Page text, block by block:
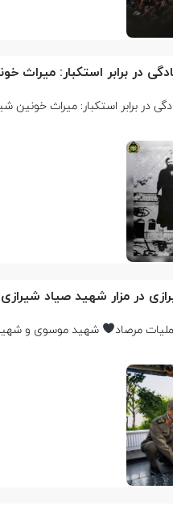
در برابر استکبار: میراث
در برابر استکبار: میراث خونین
در مزار شهید صیاد شیرازی
مرصاد شهید موسوی و شهید